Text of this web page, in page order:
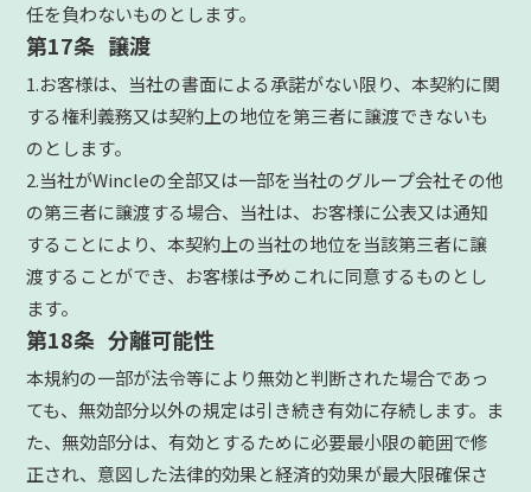
任を負わないものとします。
第17条 譲渡
1.お客様は、当社の書面による承諾がない限り、本契約に関
する権利義務又は契約上の地位を第三者に譲渡できないも
のとします。
2.当社がWincleの全部又は一部を当社のグループ会社その他
の第三者に譲渡する場合、当社は、お客様に公表又は通知
することにより、本契約上の当社の地位を当該第三者に譲
渡することができ、お客様は予めこれに同意するものとし
ます。
第18条 分離可能性
本規約の一部が法令等により無効と判断された場合であっ
ても、無効部分以外の規定は引き続き有効に存続します。ま
た、無効部分は、有効とするために必要最小限の範囲で修
正され、意図した法律的効果と経済的効果が最大限確保さ